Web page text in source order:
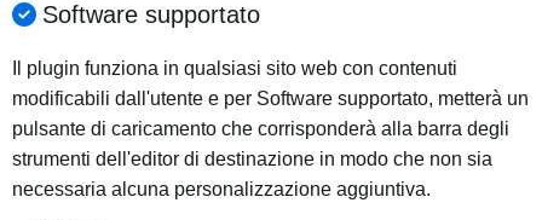
Software supportato
Il plugin funziona in qualsiasi sito web con contenuti
modificabili dall'utente e per Software supportato, metterà un
pulsante di caricamento che corrisponderà alla barra degli
strumenti dell'editor di destinazione in modo che non sia
necessaria alcuna personalizzazione aggiuntiva.